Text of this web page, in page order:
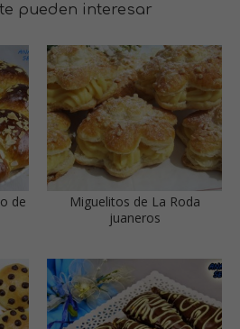
pueden interesar
de
Miguelitos de La Roda
juaneros